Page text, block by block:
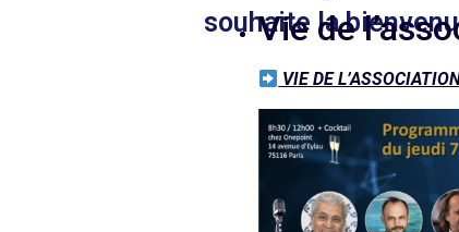
souhaite la
Vie de
VIE DE